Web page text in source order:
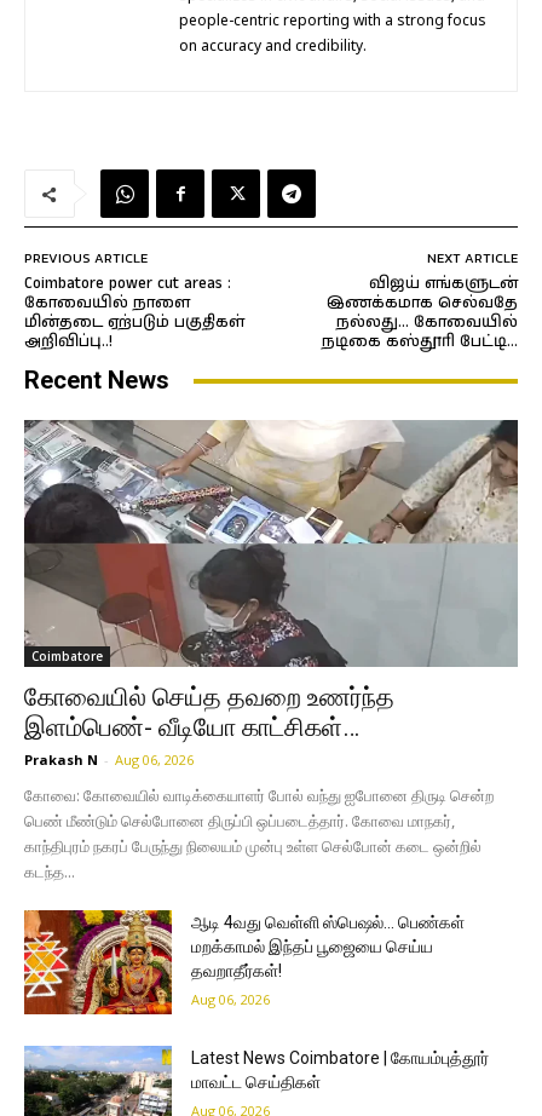
people-centric reporting with a strong focus
on accuracy and credibility.
PREVIOUS ARTICLE
Coimbatore power cut areas :
கோவையில் நாளை
மின்தடை ஏற்படும் பகுதிகள்
அறிவிப்பு..!
NEXT ARTICLE
விஜய் எங்களுடன்
இணக்கமாக செல்வதே
நல்லது… கோவையில்
நடிகை கஸ்தூரி பேட்டி…
Recent News
Coimbatore
கோவையில் செய்த தவறை உணர்ந்த
இளம்பெண்- வீடியோ காட்சிகள்…
Prakash N - Aug 06, 2026
கோவை: கோவையில் வாடிக்கையாளர் போல் வந்து ஐபோனை திருடி சென்ற
பெண் மீண்டும் செல்போனை திருப்பி ஒப்படைத்தார். கோவை மாநகர்,
காந்திபுரம் நகரப் பேருந்து நிலையம் முன்பு உள்ள செல்போன் கடை ஒன்றில்
கடந்த...
ஆடி 4வது வெள்ளி ஸ்பெஷல்… பெண்கள்
மறக்காமல் இந்தப் பூஜையை செய்ய
தவறாதீர்கள்!
Aug 06, 2026
Latest News Coimbatore | கோயம்புத்தூர்
மாவட்ட செய்திகள்
Aug 06, 2026